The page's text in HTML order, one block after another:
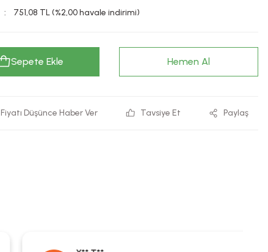
751,08 TL (%2,00 havale indirimi)
Sepete Ekle Hemen Al
Fiyatı Düşünce Haber Ver Tavsiye Et Paylaş